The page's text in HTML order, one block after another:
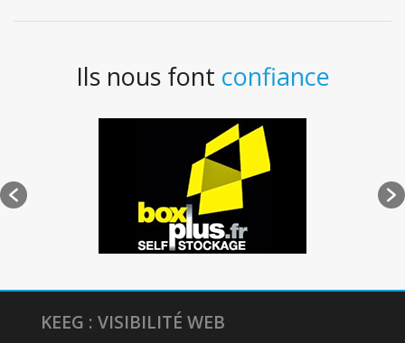
Ils nous font confiance
KEEG : VISIBILITÉ WEB